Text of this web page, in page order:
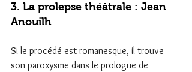
3. La prolepse théâtrale : Jean
Anouilh
Si le procédé est romanesque, il trouve
son paroxysme dans le prologue de